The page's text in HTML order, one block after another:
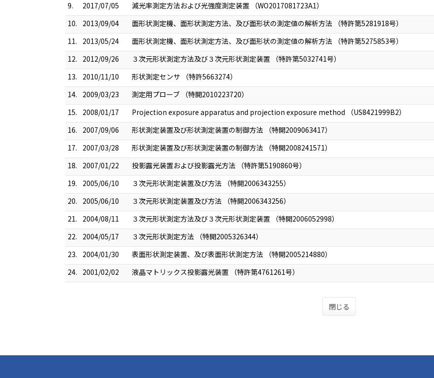
9.
2017/07/05
減光率測定方法および光強度測定装置 （WO2017081723A1）
10.
2013/09/04
面形状測定機、面形状測定方法、及び面形状の測定値の解析方法 （特許第5281918号）
11.
2013/05/24
面形状測定機、面形状測定方法、及び面形状の測定値の解析方法 （特許第5275853号）
12.
2012/09/26
３次元形状測定方法及び３次元形状測定装置 （特許第5032741号）
13.
2010/11/10
形状測定センサ （特許5663274）
14.
2009/03/23
測定用プローブ （特開2010223720）
15.
2008/01/17
Projection exposure apparatus and projection exposure method （US8421999B2）
16.
2007/09/06
形状測定装置及び形状測定装置の制御方法 （特開2009063417）
17.
2007/03/28
形状測定装置及び形状測定装置の制御方法 （特開2008241571）
18.
2007/01/22
投影露光装置および投影露光方法 （特許第5190860号）
19.
2005/06/10
３次元形状測定装置及び方法 （特開2006343255）
20.
2005/06/10
３次元形状測定装置及び方法 （特開2006343256）
21.
2004/08/11
３次元形状測定方法及び３次元形状測定装置 （特開2006052998）
22.
2004/05/17
３次元形状測定方法 （特開2005326344）
23.
2004/01/30
表面形状測定装置、及び表面形状測定方法 （特開2005214880）
24.
2001/02/02 液晶マトリックス投影露光装置 （特許第4761261号）
閉じる